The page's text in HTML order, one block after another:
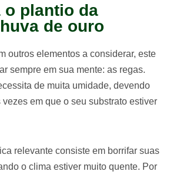
o plantio da
de ouro
outros elementos a considerar, este
sempre em sua mente: as regas.
de muita umidade, devendo
em que o seu substrato estiver
relevante consiste em borrifar suas
o clima estiver muito quente. Por